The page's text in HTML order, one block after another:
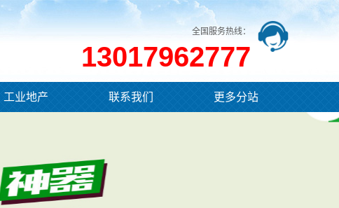
全国服务热线：
13017962777
工业地产 联系我们 更多分站